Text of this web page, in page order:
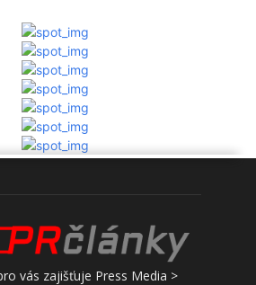
vás zajišťuje Press Media >